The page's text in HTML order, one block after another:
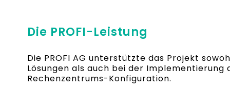
Die PROFI-Leistung
Die PROFI AG unterstützte das Projekt
Lösungen als auch bei der Implementierung
Rechenzentrums-Konfiguration.